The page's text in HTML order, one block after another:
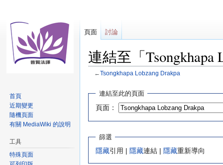
連結至「Tsongkhapa
←Tsongkhapa Lobzang Drakpa
覽
尋
連結至此的頁面
頁面：
篩選
隱藏引用 | 隱藏連結 | 隱藏重新導向
頁面 討論
首頁
近期變更
隨機頁面
有關 MediaWiki 的說明
工具
特殊頁面